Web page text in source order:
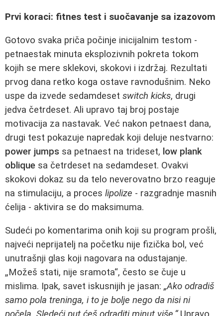
Prvi koraci: fitnes test i suočavanje sa izazovom
Gotovo svaka priča počinje inicijalnim testom -
petnaestak minuta eksplozivnih pokreta tokom
kojih se mere sklekovi, skokovi i izdržaj. Rezultati
prvog dana retko koga ostave ravnodušnim. Neko
uspe da izvede sedamdeset switch kicks, drugi
jedva četrdeset. Ali upravo taj broj postaje
motivacija za nastavak. Već nakon petnaest dana,
drugi test pokazuje napredak koji deluje nestvarno:
power jumps sa petnaest na trideset, low plank
oblique sa četrdeset na sedamdeset. Ovakvi
skokovi dokaz su da telo neverovatno brzo reaguje
na stimulaciju, a proces lipolize - razgradnje masnih
ćelija - aktivira se do maksimuma.
Sudeći po komentarima onih koji su program prošli,
najveći neprijatelj na početku nije fizička bol, već
unutrašnji glas koji nagovara na odustajanje.
„Možeš stati, nije sramota“, često se čuje u
mislima. Ipak, savet iskusnijih je jasan: „Ako odradiš
samo pola treninga, i to je bolje nego da nisi ni